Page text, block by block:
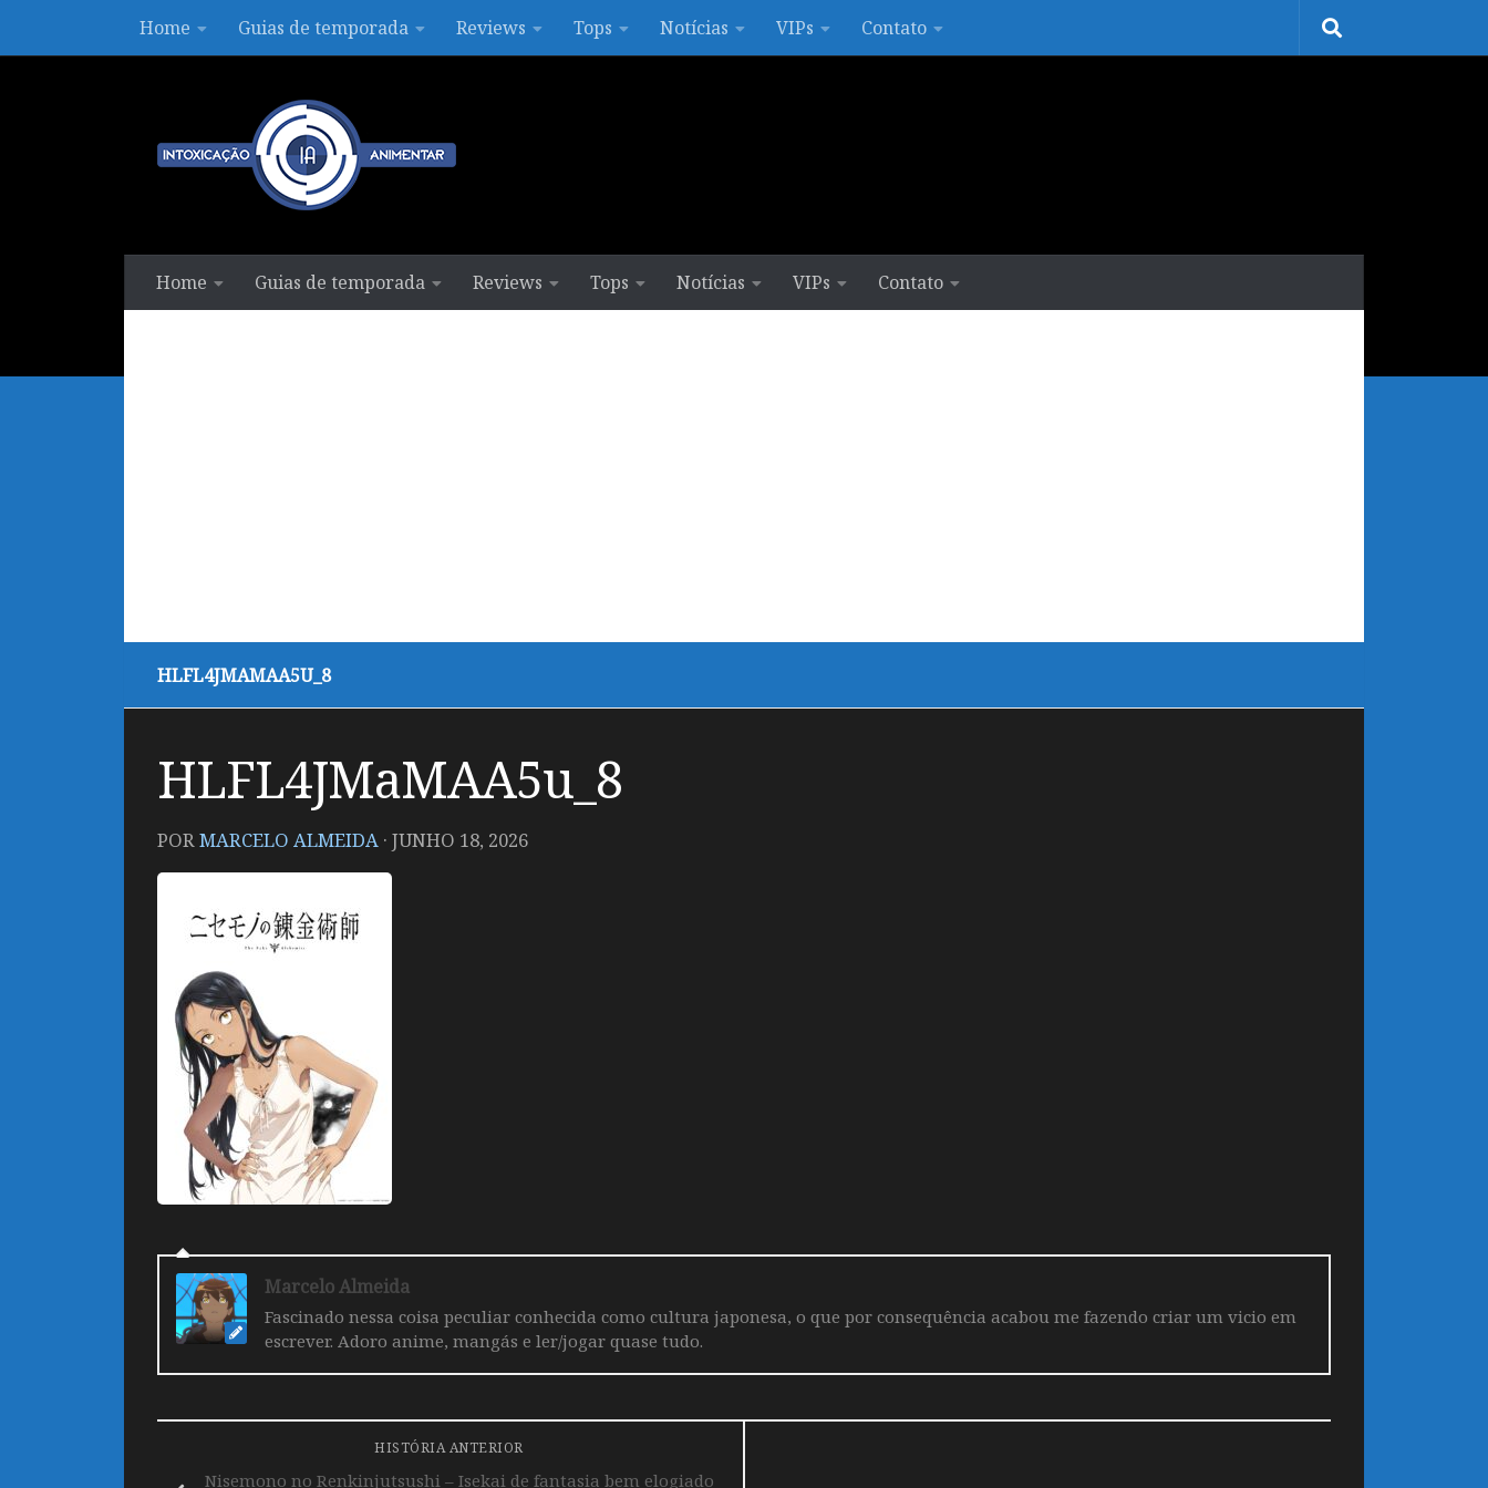
Skip to contentHome Guias de temporada Reviews Tops Notícias VIPs Contato
Home Guias de temporada Reviews Tops Notícias VIPs Contato
HLFL4JMAMAA5U_8
HLFL4JMaMAA5u_8
PORMARCELO ALMEIDA · JUNHO 18, 2026
Marcelo Almeida
Fascinado nessa coisa peculiar conhecida como cultura japonesa, o que por consequência acabou me fazendo criar um vicio em
escrever. Adoro anime, mangás e ler/jogar quase tudo.
HISTÓRIA ANTERIOR
Nisemono no Renkinjutsushi – Isekai de fantasia bem elogiado